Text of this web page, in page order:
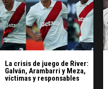
La crisis de juego de River:
Galván, Arambarri y Meza,
víctimas y responsables